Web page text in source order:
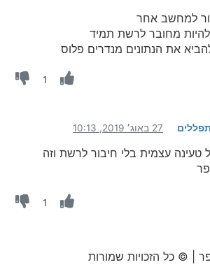
למחשב אחר
מחובר לרשת תמיד
את הנתונים מנדרים פלוס
1
27 באוג׳ 2019, 10:13
עצמית בלי חיבור לרשת וזה
1
| © כל הזכויות שמורות